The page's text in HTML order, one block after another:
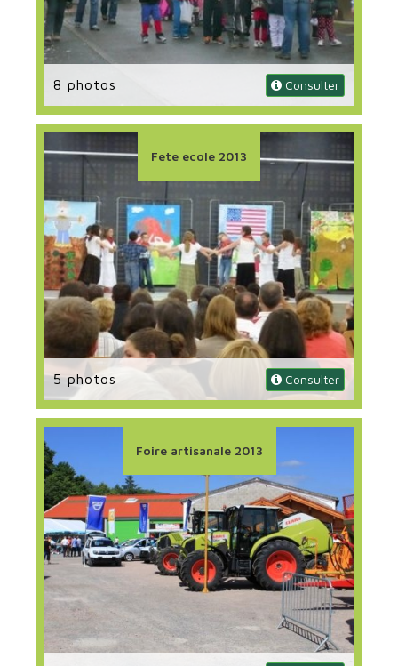
8 photos Consulter
Fete ecole 2013
5 photos Consulter
Foire artisanale 2013